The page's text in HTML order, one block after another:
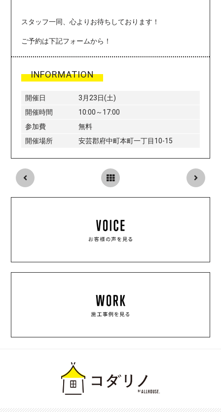
スタッフ一同、心よりお待ちしております！
ご予約は下記フォームから！
INFORMATION
開催日
3月23日(土)
開催時間
10:00～17:00
参加費
無料
開催場所
安芸郡府中町本町一丁目10-15